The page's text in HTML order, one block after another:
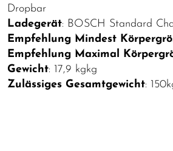
Dropbar
Ladegerät: BOSCH Standard
Empfehlung Mindest
Empfehlung Maximal
Gewicht: 17,9 kgkg
Zulässiges Gesamtgewicht: